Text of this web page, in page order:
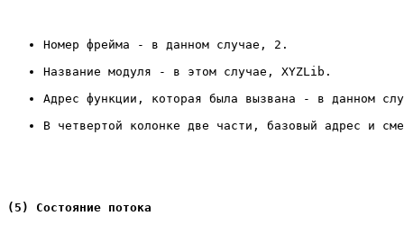
Номер фрейма - в данном случае, 2.
Название модуля - в этом случае, XYZLib.
Адрес функции, которая была вызвана - в данном
В четвертой колонке две части, базовый адрес и
(5) Состояние потока